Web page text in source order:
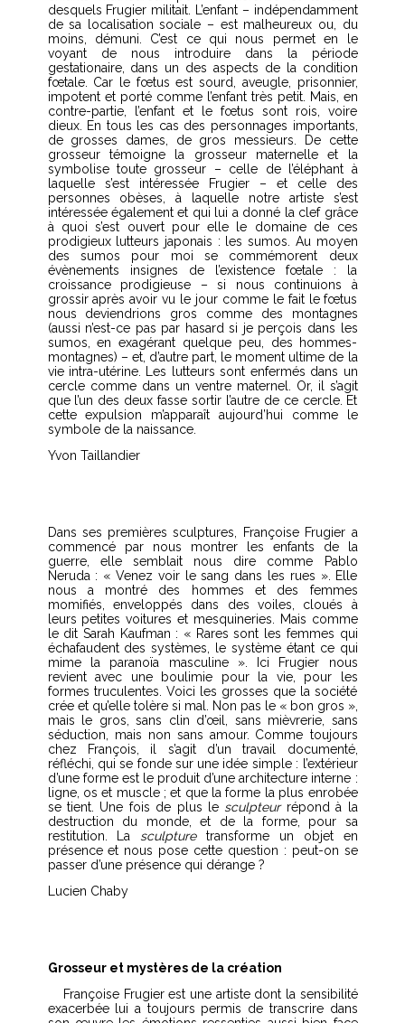
desquels Frugier militait. L’enfant – indépendamment
de sa localisation sociale – est malheureux ou, du
moins, démuni. C’est ce qui nous permet en le
voyant de nous introduire dans la période
gestationaire, dans un des aspects de la condition
fœtale. Car le fœtus est sourd, aveugle, prisonnier,
impotent et porté comme l’enfant très petit. Mais, en
contre-partie, l’enfant et le fœtus sont rois, voire
dieux. En tous les cas des personnages importants,
de grosses dames, de gros messieurs. De cette
grosseur témoigne la grosseur maternelle et la
symbolise toute grosseur – celle de l’éléphant à
laquelle s’est intéressée Frugier – et celle des
personnes obèses, à laquelle notre artiste s’est
intéressée également et qui lui a donné la clef grâce
à quoi s’est ouvert pour elle le domaine de ces
prodigieux lutteurs japonais : les sumos. Au moyen
des sumos pour moi se commémorent deux
évènements insignes de l’existence fœtale : la
croissance prodigieuse – si nous continuions à
grossir après avoir vu le jour comme le fait le fœtus
nous deviendrions gros comme des montagnes
(aussi n’est-ce pas par hasard si je perçois dans les
sumos, en exagérant quelque peu, des hommes-
montagnes) – et, d’autre part, le moment ultime de la
vie intra-utérine. Les lutteurs sont enfermés dans un
cercle comme dans un ventre maternel. Or, il s’agit
que l’un des deux fasse sortir l’autre de ce cercle. Et
cette expulsion m’apparaît aujourd’hui comme le
symbole de la naissance.
Yvon Taillandier
Dans ses premières sculptures, Françoise Frugier a
commencé par nous montrer les enfants de la
guerre, elle semblait nous dire comme Pablo
Neruda : « Venez voir le sang dans les rues ». Elle
nous a montré des hommes et des femmes
momifiés, enveloppés dans des voiles, cloués à
leurs petites voitures et mesquineries. Mais comme
le dit Sarah Kaufman : « Rares sont les femmes qui
échafaudent des systèmes, le système étant ce qui
mime la paranoïa masculine ».
Ici Frugier nous
revient avec une boulimie pour la vie, pour les
formes truculentes. Voici les grosses que la société
crée et qu’elle tolère si mal. Non pas le « bon gros »,
mais le gros, sans clin d’œil, sans mièvrerie, sans
séduction, mais non sans amour. Comme toujours
chez François, il s’agit d’un travail documenté,
réfléchi, qui se fonde sur une idée simple : l’extérieur
d’une forme est le produit d’une architecture interne :
ligne, os et muscle ; et que la forme la plus enrobée
se tient. Une fois de plus le sculpteurrépond à la
destruction du monde, et de la forme, pour sa
restitution. La sculpturetransforme un objet en
présence et nous pose cette question : peut-on se
passer d’une présence qui dérange ?
Lucien Chaby
Grosseur et mystères de la création
Françoise Frugier est une artiste dont la sensibilité
exacerbée lui a toujours permis de transcrire dans